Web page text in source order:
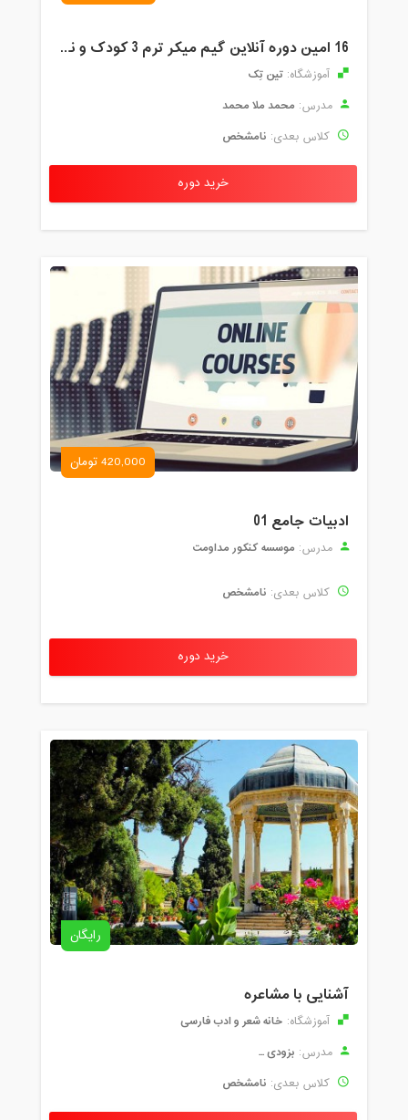
16 امین دوره آنلاین گیم میکر ترم 3 کودک و نوجوان تین تِک
آموزشگاه: تین تِک
مدرس: محمد ملا محمد
کلاس بعدی: نامشخص
خرید دوره
420,000 تومان
ادبیات جامع 01
مدرس: موسسه کنکور مداومت
کلاس بعدی: نامشخص
خرید دوره
رایگان
آشنایی با مشاعره
آموزشگاه: خانه شعر و ادب فارسی
مدرس: بزودی ...
کلاس بعدی: نامشخص